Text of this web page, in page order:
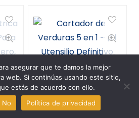
Cortador de Verduras
5 en 1 – ¡El Utensilio
asegurar que te damos la mejor
web. Si continúas usando este sitio,
estás de acuerdo con ello.
No Política de privacidad